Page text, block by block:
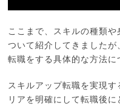
ここまで、スキルの種類
ついて紹介してきましたが
転職をする具体的な方法に
スキルアップ転職を実現
リアを明確にして転職後